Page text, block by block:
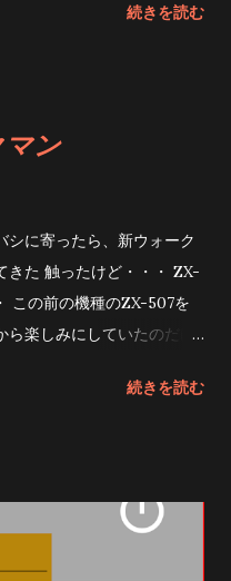
たいし、 そもそもBLE通信
だにどうやるのかわからな
ファイルの扱いを
へ変更 データコントロ
変更があったのよ・・・)
名の整理整頓 あたりかね
て落ち着いたらちまちまや
ら大分異なってるから結局
チェック あれぇ・・・・繋
接続がおかしくなってい
アプリ終了をしてみる ・
・「再アドバイス」が
｣がシリアルに出力され
のアプリを終了したの
ち引っ越し回した結果 数
続きを読む
ン
シに寄ったら、新ウォーク
きた 触ったけど・・・ ZX-
この前の機種のZX-507を
ら楽しみにしていたのだけ
を組んだら・・・とか考え
マンをそのまま使い続ける
続きを読む